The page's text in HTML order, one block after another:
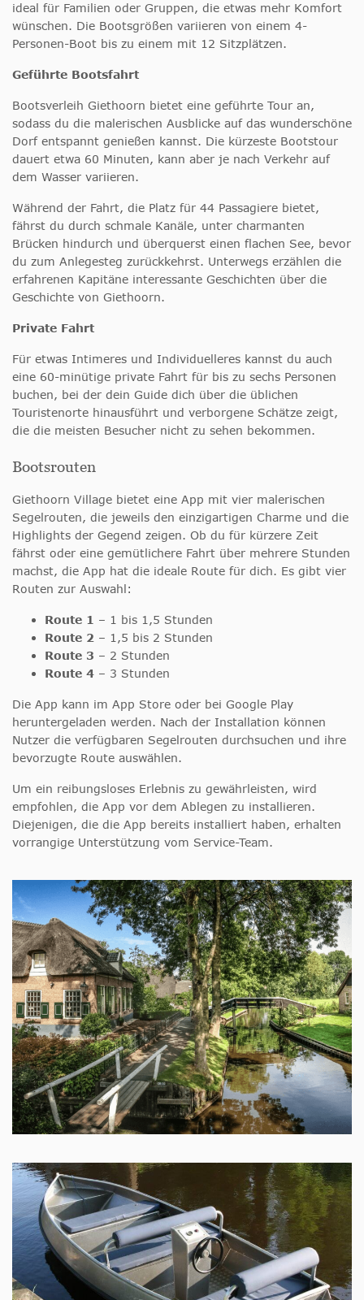
ideal für Familien oder Gruppen, die etwas mehr Komfort
wünschen. Die Bootsgrößen variieren von einem 4-
Personen-Boot bis zu einem mit 12 Sitzplätzen.
Geführte Bootsfahrt
Bootsverleih Giethoorn bietet eine geführte Tour an,
sodass du die malerischen Ausblicke auf das wunderschöne
Dorf entspannt genießen kannst. Die kürzeste Bootstour
dauert etwa 60 Minuten, kann aber je nach Verkehr auf
dem Wasser variieren.
Während der Fahrt, die Platz für 44 Passagiere bietet,
fährst du durch schmale Kanäle, unter charmanten
Brücken hindurch und überquerst einen flachen See, bevor
du zum Anlegesteg zurückkehrst. Unterwegs erzählen die
erfahrenen Kapitäne interessante Geschichten über die
Geschichte von Giethoorn.
Private Fahrt
Für etwas Intimeres und Individuelleres kannst du auch
eine 60-minütige private Fahrt für bis zu sechs Personen
buchen, bei der dein Guide dich über die üblichen
Touristenorte hinausführt und verborgene Schätze zeigt,
die die meisten Besucher nicht zu sehen bekommen.
Bootsrouten
Giethoorn Village bietet eine App mit vier malerischen
Segelrouten, die jeweils den einzigartigen Charme und die
Highlights der Gegend zeigen. Ob du für kürzere Zeit
fährst oder eine gemütlichere Fahrt über mehrere Stunden
machst, die App hat die ideale Route für dich. Es gibt vier
Routen zur Auswahl:
Route 1 – 1 bis 1,5 Stunden
Route 2 – 1,5 bis 2 Stunden
Route 3 – 2 Stunden
Route 4 – 3 Stunden
Die App kann im App Store oder bei Google Play
heruntergeladen werden. Nach der Installation können
Nutzer die verfügbaren Segelrouten durchsuchen und ihre
bevorzugte Route auswählen.
Um ein reibungsloses Erlebnis zu gewährleisten, wird
empfohlen, die App vor dem Ablegen zu installieren.
Diejenigen, die die App bereits installiert haben, erhalten
vorrangige Unterstützung vom Service-Team.